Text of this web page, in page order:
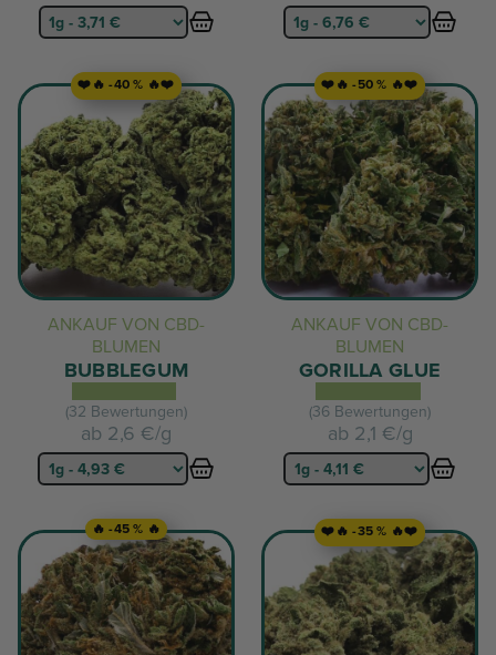
❤️🔥 -40 % 🔥❤️
ANKAUF VON CBD-
BLUMEN
BUBBLEGUM
(32 Bewertungen)
ab 2,6 €/g
❤️🔥 -50 % 🔥❤️
ANKAUF VON CBD-
BLUMEN
GORILLA GLUE
(36 Bewertungen)
ab 2,1 €/g
🔥 -45 % 🔥 ❤️🔥 -35 % 🔥❤️